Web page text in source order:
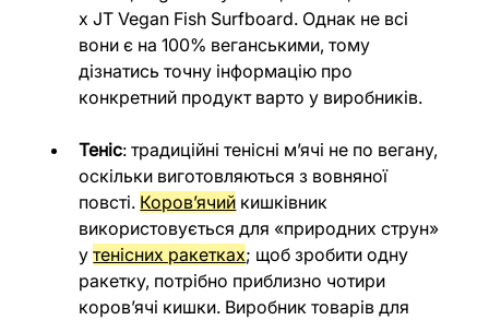
x JT Vegan Fish Surfboard. Однак не всі
вони є на 100% веганськими, тому
дізнатись точну інформацію про
конкретний продукт варто у виробників.
Теніс: традиційні тенісні м’ячі не по вегану,
оскільки виготовляються з вовняної
повсті. Коров’ячий кишківник
використовується для «природних струн»
у тенісних ракетках; щоб зробити одну
ракетку, потрібно приблизно чотири
коров’ячі кишки. Виробник товарів для